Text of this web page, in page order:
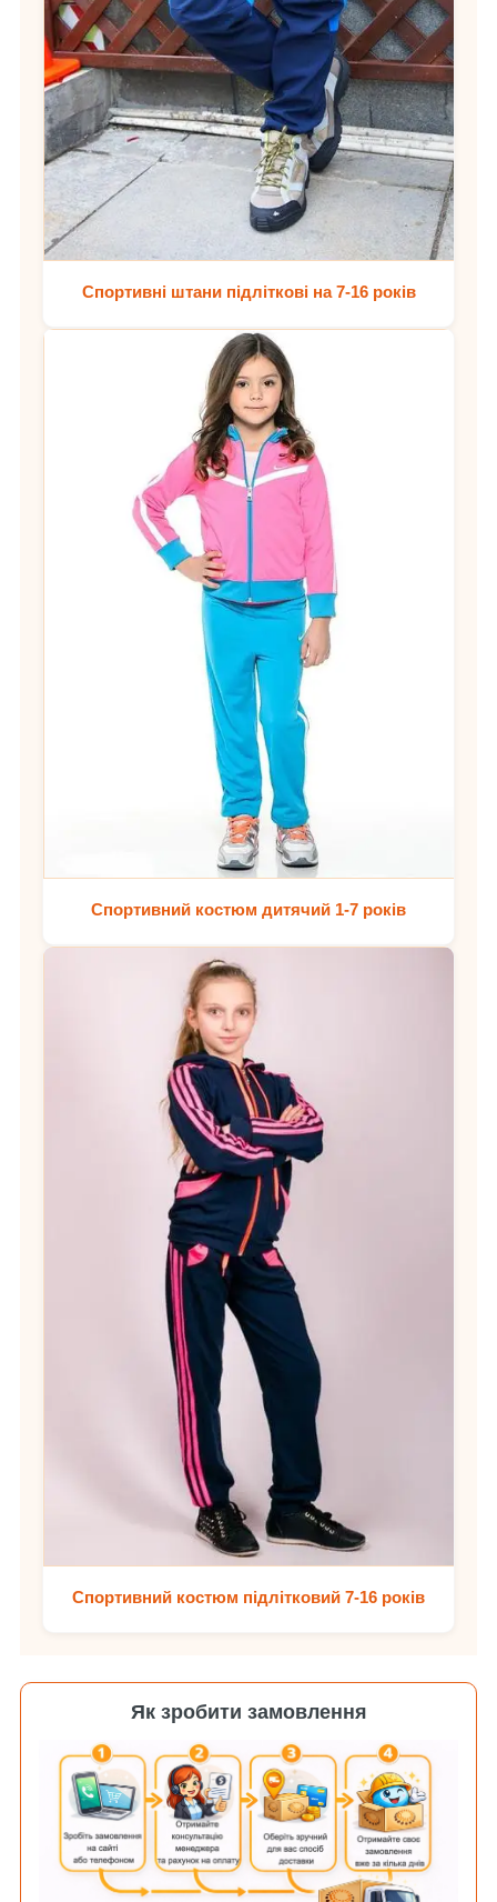
Спортивні штани підліткові на 7-16 років
Спортивний костюм дитячий 1-7 років
Спортивний костюм підлітковий 7-16 років
Як зробити замовлення